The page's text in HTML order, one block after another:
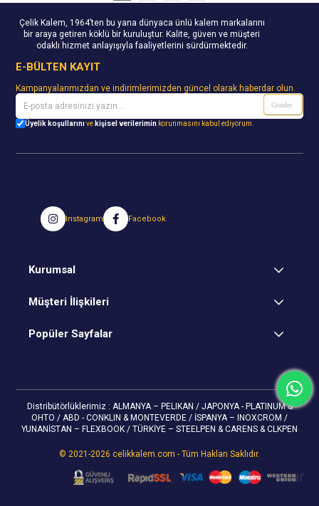
Çelik Kalem, 1964’ten bu yana dünyaca ünlü kalem markalarını
bir araya getiren köklü bir kuruluştur. Kalite, güven ve müşteri
odaklı hizmet anlayışıyla faaliyetlerini sürdürmektedir.
E-BÜLTEN KAYIT
Kampanyalarımızdan ve indirimlerimizden güncel olarak haberdar olun.
Gönder
Üyelik koşullarınıve kişisel verilerimin korunmasını kabul ediyorum.
Instagram Facebook
Kurumsal
Müşteri İlişkileri
Popüler Sayfalar
Distribütörlüklerimiz : ALMANYA – PELIKAN / JAPONYA - PLATINUM &
OHTO / ABD - CONKLIN & MONTEVERDE / İSPANYA – INOXCROM /
YUNANİSTAN – FLEXBOOK / TÜRKİYE – STEELPEN & CARENS & CLKPEN
© 2021-2026 celikkalem.com - Tüm Hakları Saklıdır.